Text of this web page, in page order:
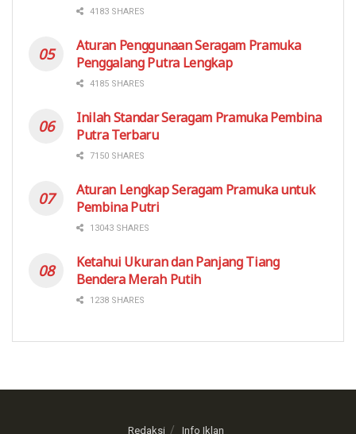
4183 SHARES
Aturan Penggunaan Seragam Pramuka
Penggalang Putra Lengkap
4185 SHARES
Inilah Standar Seragam Pramuka Pembina
Putra Terbaru
7150 SHARES
Aturan Lengkap Seragam Pramuka untuk
Pembina Putri
13043 SHARES
Ketahui Ukuran dan Panjang Tiang
Bendera Merah Putih
1238 SHARES
Redaksi Info Iklan